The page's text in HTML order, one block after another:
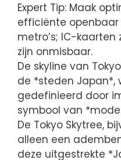
Expert Tip: Maak
efficiënte openbaar
metro’s; IC-kaarten
zijn onmisbaar.
De skyline van
de *steden Japan*,
gedefinieerd door
symbool van
De Tokyo Skytree,
alleen een
deze uitgestrekte